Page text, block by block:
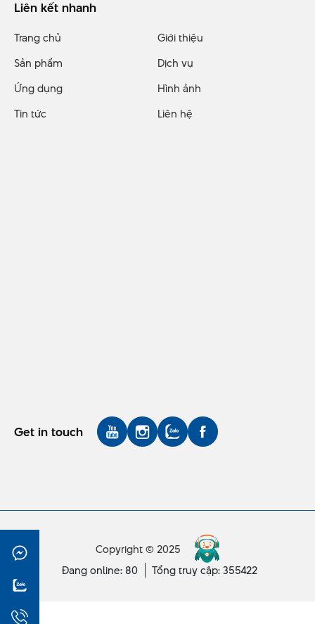
Liên kết nhanh
Trang chủ
Giới thiệu
Sản phẩm
Dịch vụ
Ứng dụng
Hình ảnh
Tin tức
Liên hệ
Get in touch
Copyright © 2025
Đang online: 80
Tổng truy cập: 355422